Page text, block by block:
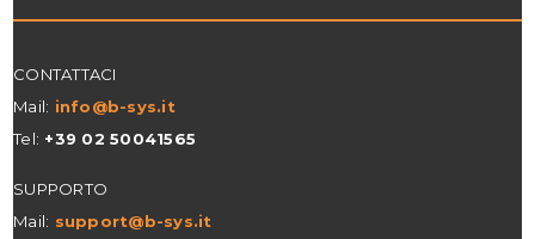
CONTATTACI
Mail: info@b-sys.it
Tel: +39 02 50041565
SUPPORTO
Mail: support@b-sys.it